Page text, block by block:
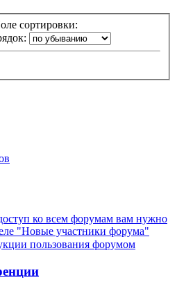
сортировки:
ко всем форумам вам нужно
"Новые участники форума"
пользования форумом